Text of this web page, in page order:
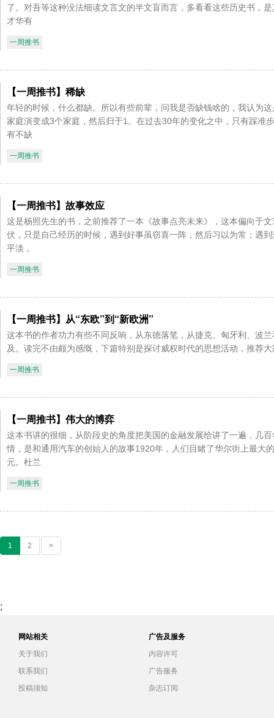
了。对吾等这种没法细读文言文的半文盲而言，多看看这些历史书，
才华有
一周推书
【一周推书】稀缺
年轻的时候，什么都缺。所以有些前辈，问我是否缺钱啥的，我认为
家庭演变成3个家庭，然后归于1。在过去30年的变化之中，只有踩准
有不缺
一周推书
【一周推书】故事效应
这是杨照先生的书，之前推荐了一本《故事点亮未来》，这本偏向于
伏，只是自己经历的时候，遇到好事虽窃喜一阵，然后习以为常；遇
平淡，
一周推书
【一周推书】从“东欧”到“新欧洲”
这本书的作者功力有些不同反响，从东德落笔，从捷克、匈牙利、波
及。读完不由颇为感慨，下篇特别是探讨威权时代的思想活动，推荐
一周推书
【一周推书】伟大的博弈
这本书讲的很细，从阶段史的角度把美国的金融发展给讲了一遍，几
情，是和通用汽车的创始人的故事1920年，人们目睹了华尔街上最大
元。杜兰
一周推书
1 2 >
;
网站相关
关于我们
联系我们
投稿须知
广告及服务
内容许可
广告服务
杂志订阅